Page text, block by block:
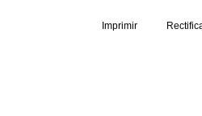
Imprimir